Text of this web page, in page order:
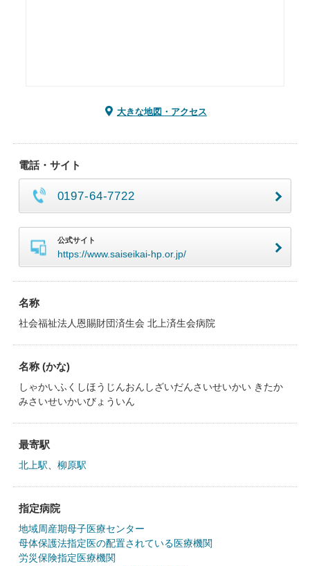
大きな地図・アクセス
電話・サイト
0197-64-7722
公式サイト
https://www.saiseikai-hp.or.jp/
名称
社会福祉法人恩賜財団済生会 北上済生会病院
名称 (かな)
しゃかいふくしほうじんおんしざいだんさいせいかい きたか
みさいせいかいびょういん
最寄駅
北上駅 柳原駅
指定病院
地域周産期母子医療センター
母体保護法指定医の配置されている医療機関
労災保険指定医療機関